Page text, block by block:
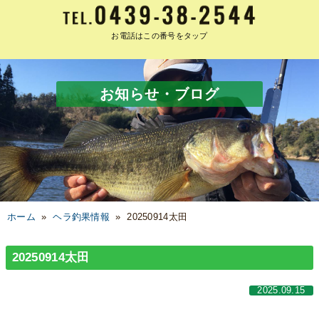
お電話はこの番号をタップ
お知らせ・ブログ
ホーム »ヘラ釣果情報 »20250914太田
20250914太田
2025.09.15